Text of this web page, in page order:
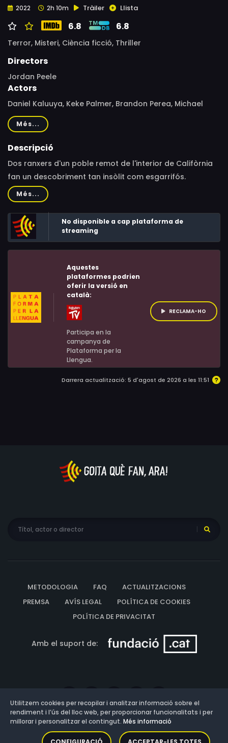
2022 2h 10m Tràiler Llista
6.8 6.8
Terror, Misteri, Ciència ficció, Thriller
Directors
Jordan Peele
Actors
Daniel Kaluuya, Keke Palmer, Brandon Perea, Michael
Wincott, Steven Yeun, Wrenn Schmidt, Keith David, Devon
Graye, Terry Notary, Barbie Ferreira, Donna Mills, Osgood
Perkins, Eddie Jemison, Jacob Kim, Sophia Coto, Jennifer
Kang, Roman Gross, Alex Hyde-White, Hetty Chang, Liza
Treyger, Ryan W. Garcia, Courtney Elizabeth, Caden J.
Lovgren, Malcolm Jae O'Shea, Evan Shafran, Mark
Casimir Dyniewicz Jr., Haley Babula
Més...
Descripció
Dos ranxers d'un poble remot de l'interior de Califòrnia
fan un descobriment tan insòlit com esgarrifós.
Més...
No disponible a cap plataforma de
streaming
Aquestes
plataformes podrien
oferir la versió en
català:
Participa en la
campanya de
Plataforma per la
Llengua.
RECLAMA-HO
Darrera actualització: 5 d'agost de 2026 a les 11:51
METODOLOGIA FAQ
ACTUALITZACIONS
PREMSA
AVÍS LEGAL
POLÍTICA DE COOKIES
POLÍTICA DE PRIVACITAT
Amb el suport de:
Versió: 3.13.0.202607011342
Utilitzem cookies per recopilar i analitzar informació sobre el
rendiment i l’ús del lloc web, per proporcionar funcionalitats i per
millorar i personalitzar el contingut. Més informació